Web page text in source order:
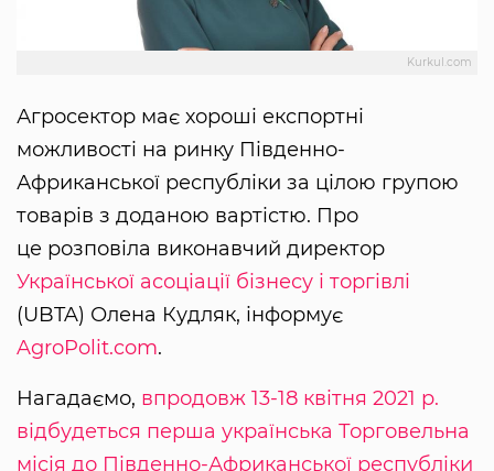
Kurkul.com
Агросектор має хороші експортні
можливості на ринку Південно-
Африканської республіки за цілою групою
товарів з доданою вартістю. Про
це розповіла виконавчий директор
Української асоціації бізнесу і торгівлі
(UBTA) Олена Кудляк, інформує
AgroPolit.com.
Нагадаємо, впродовж 13-18 квітня 2021 р.
відбудеться перша українська Торговельна
місія до Південно-Африканської республіки